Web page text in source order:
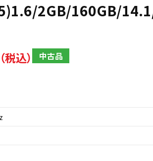
2GB/160GB/
中古品